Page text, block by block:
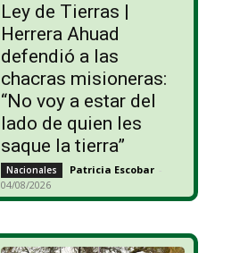
Ley de Tierras |
Herrera Ahuad
defendió a las
chacras misioneras:
“No voy a estar del
lado de quien les
saque la tierra”
Nacionales Patricia Escobar -
04/08/2026